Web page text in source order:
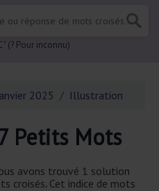
(? Pour inconnu)
2025 Illustration
Petits Mots
avons trouvé 1 solution
croisés. Cet indice de mots